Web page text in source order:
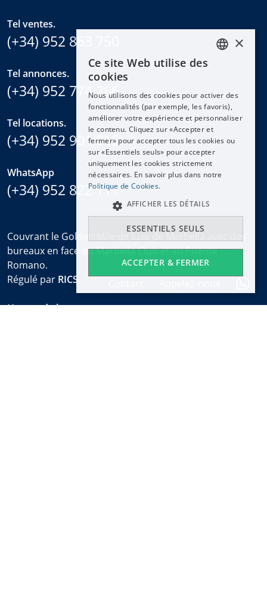
Tel ventes.
(+34) 952 863 750
Tel annonces.
(+34) 952 774 266
Tel locations.
(+34) 952 901 015
WhatsApp
(+34) 952 822 111
Couvrant le Golden Mile de luxe de Marbella avec des
bureaux en face du Marbella Club et au Puente
Romano.
Régulé par RICS
Heures de bureau
ENGLISH
DEUTSCH
FRANÇAIS
NEDERLANDS
×
Ce site Web utilise des
cookies
Nous utilisons des cookies pour activer des
fonctionnalités (par exemple, les favoris),
améliorer votre expérience et personnaliser
le contenu. Cliquez sur «Accepter et
fermer» pour accepter tous les cookies ou
sur «Essentiels seuls» pour accepter
uniquement les cookies strictement
nécessaires. En savoir plus dans notre
Politique de Cookies.
ACCEPTER & FERMER
ESSENTIELS SEULS
AFFICHER LES DÉTAILS